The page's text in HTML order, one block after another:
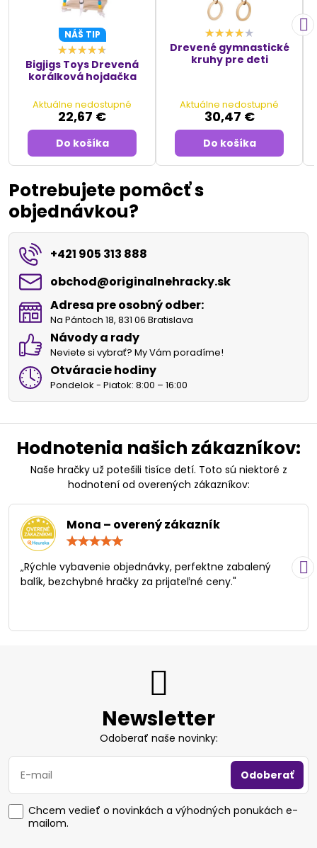
NÁŠ TIP
Bigjigs Toys Drevená
korálková hojdačka
Aktuálne nedostupné
22,67 €
Do košíka
Drevené gymnastické
kruhy pre deti
Aktuálne nedostupné
30,47 €
Do košíka
Potrebujete pomôcť s
objednávkou?
+421 905 313 888
obchod​@originalnehracky​.sk
Adresa pre osobný odber:
Na Pántoch 18, 831 06 Bratislava
Návody a rady
Neviete si vybrať? My Vám poradíme!
Otváracie hodiny
Pondelok - Piatok: 8:00 – 16:00
Hodnotenia našich zákazníkov:
Naše hračky už potešili tisíce detí. Toto sú niektoré z
hodnotení od overených zákazníkov:
Mona – overený zákazník
/
5
„Rýchle vybavenie objednávky, perfektne zabalený
balík, bezchybné hračky za prijateľné ceny."
Newsletter
Odoberať naše novinky:
Odoberať
Chcem vedieť o novinkách a výhodných ponukách e-
mailom.